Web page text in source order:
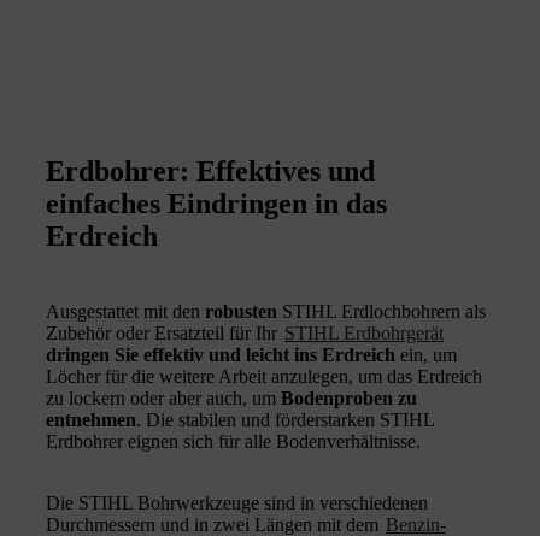
Erdbohrer: Effektives und
einfaches Eindringen in das
Erdreich
Ausgestattet mit den robusten STIHL Erdlochbohrern als
Zubehör oder Ersatzteil für Ihr STIHL Erdbohrgerät
dringen Sie effektiv und leicht ins Erdreich ein, um
Löcher für die weitere Arbeit anzulegen, um das Erdreich
zu lockern oder aber auch, um Bodenproben zu
entnehmen. Die stabilen und förderstarken STIHL
Erdbohrer eignen sich für alle Bodenverhältnisse.
Die STIHL Bohrwerkzeuge sind in verschiedenen
Durchmessern und in zwei Längen mit dem Benzin-